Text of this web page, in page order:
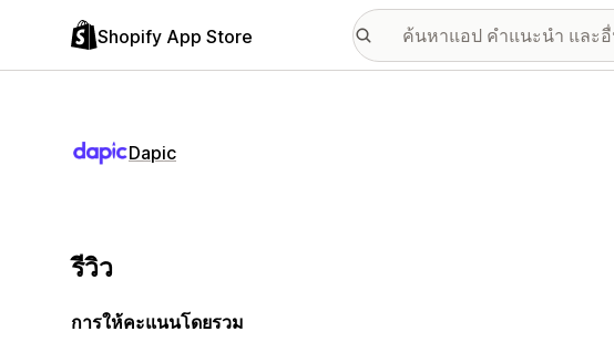
Shopify App Store
Dapic
รีวิว
การให้คะแนนโดยรวม